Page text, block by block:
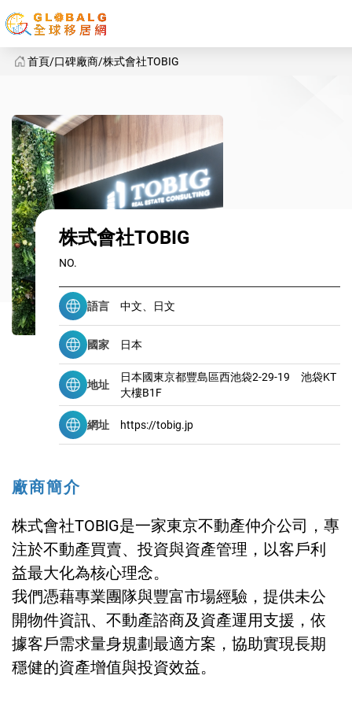
首頁 口碑廠商 株式會社TOBIG
株式會社TOBIG
NO.
語言 中文、日文
國家 日本
地址
日本國東京都豐島區西池袋2-29-19 池袋KT
大樓B1F
網址 https://tobig.jp
廠商簡介
株式會社TOBIG是一家東京不動產仲介公司，專
注於不動產買賣、投資與資產管理，以客戶利
益最大化為核心理念。
我們憑藉專業團隊與豐富市場經驗，提供未公
開物件資訊、不動產諮商及資產運用支援，依
據客戶需求量身規劃最適方案，協助實現長期
穩健的資產增值與投資效益。